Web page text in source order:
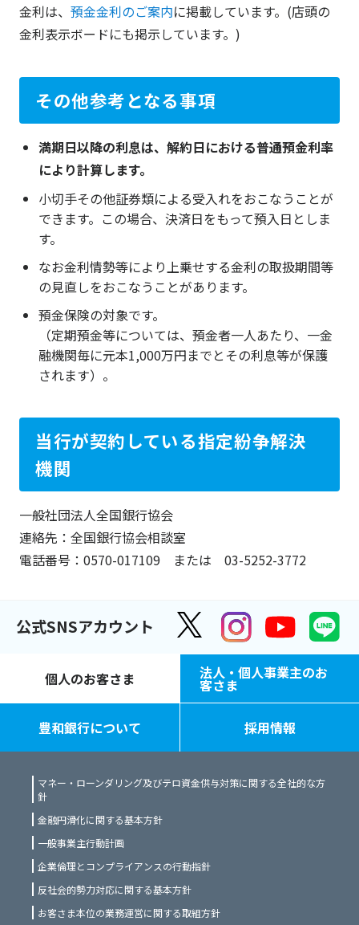
金利は、 預金金利のご案内に掲載しています。(店頭の
金利表示ボードにも掲示しています。)
その他参考となる事項
満期日以降の利息は、解約日における普通預金利率
により計算します。
小切手その他証券類による受入れをおこなうことが
できます。この場合、決済日をもって預入日としま
す。
なお金利情勢等により上乗せする金利の取扱期間等
の見直しをおこなうことがあります。
預金保険の対象です。
（定期預金等については、預金者一人あたり、一金
融機関毎に元本1,000万円までとその利息等が保護
されます）。
当行が契約している指定紛争解決
機関
一般社団法人全国銀行協会
連絡先：全国銀行協会相談室
電話番号：0570-017109 または 03-5252-3772
公式SNSアカウント
個人のお客さま 法人・個人事業主のお
客さま
豊和銀行について 採用情報
マネー・ローンダリング及びテロ資金供与対策に関する全社的な方
針
金融円滑化に関する基本方針
一般事業主行動計画
企業倫理とコンプライアンスの行動指針
反社会的勢力対応に関する基本方針
お客さま本位の業務運営に関する取組方針